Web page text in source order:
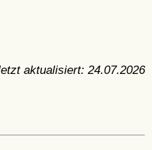
aktualisiert: 24.07.2026